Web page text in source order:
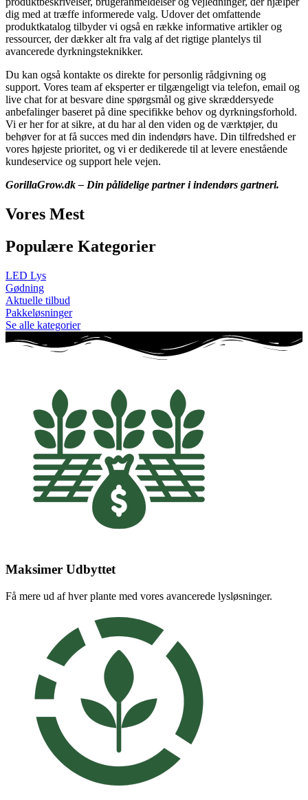
dig med at træffe informerede valg. Udover det omfattende
produktkatalog tilbyder vi også en række informative artikler og
ressourcer, der dækker alt fra valg af det rigtige plantelys til
avancerede dyrkningsteknikker.
Du kan også kontakte os direkte for personlig rådgivning og
support. Vores team af eksperter er tilgængeligt via telefon, email og
live chat for at besvare dine spørgsmål og give skræddersyede
anbefalinger baseret på dine specifikke behov og dyrkningsforhold.
Vi er her for at sikre, at du har al den viden og de værktøjer, du
behøver for at få succes med din indendørs have. Din tilfredshed er
vores højeste prioritet, og vi er dedikerede til at levere enestående
kundeservice og support hele vejen.
GorillaGrow.dk – Din pålidelige partner i indendørs gartneri.
Vores Mest
Populære Kategorier
LED Lys
Gødning
Aktuelle tilbud
Pakkeløsninger
Se alle kategorier
Maksimer Udbyttet
Få mere ud af hver plante med vores avancerede lysløsninger.